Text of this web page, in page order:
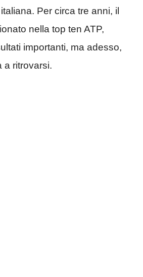
Per circa tre anni, il
nella top ten ATP,
importanti, ma adesso,
a ritrovarsi.